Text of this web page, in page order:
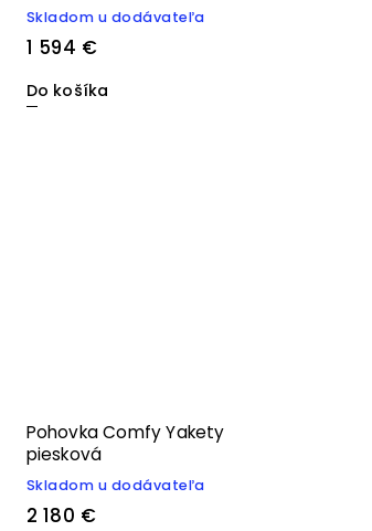
Skladom u dodávateľa
1 594 €
Do košíka
Pohovka Comfy Yakety
piesková
Skladom u dodávateľa
2 180 €